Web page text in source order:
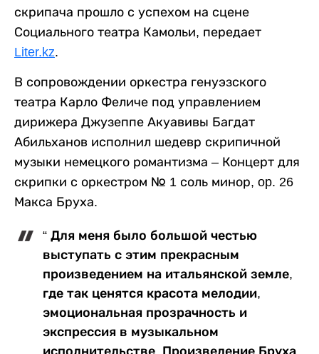
скрипача прошло с успехом на сцене
Социального театра Камольи, передает
Liter.kz.
В сопровождении оркестра генуэзского
театра Карло Феличе под управлением
дирижера Джузеппе Акуавивы Багдат
Абильханов исполнил шедевр скрипичной
музыки немецкого романтизма – Концерт для
скрипки с оркестром № 1 соль минор, op. 26
Макса Бруха.
“ Для меня было большой честью
выступать с этим прекрасным
произведением на итальянской земле,
где так ценятся красота мелодии,
эмоциональная прозрачность и
экспрессия в музыкальном
исполнительстве. Произведение Бруха